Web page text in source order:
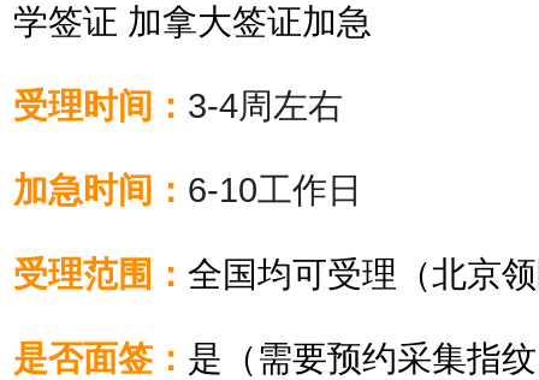
学签证 加拿大签证加急
受理时间： 3-4周左右
加急时间： 6-10工作日
受理范围： 全国均可受理（北京
是否面签： 是（需要预约采集指